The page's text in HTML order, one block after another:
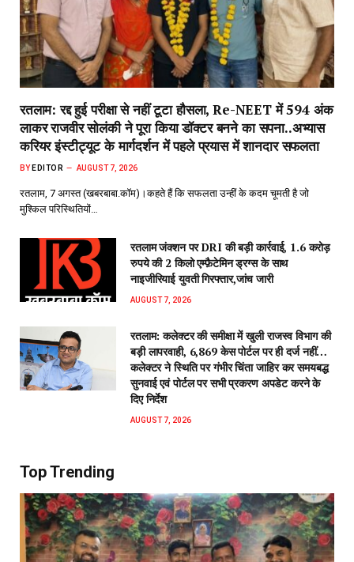
रतलाम: रद्द हुई परीक्षा से नहीं टूटा हौसला, Re-NEET में 594 अंक
लाकर राजवीर सोलंकी ने पूरा किया डॉक्टर बनने का सपना..अभ्यास
करियर इंस्टीट्यूट के मार्गदर्शन में पहले प्रयास में शानदार सफलता
BY EDITOR AUGUST 7, 2026
रतलाम, 7 अगस्त (खबरबाबा.कॉम)।कहते हैं कि सफलता उन्हीं के कदम चूमती है जो
मुश्किल परिस्थितियों…
रतलाम जंक्शन पर DRI की बड़ी कार्रवाई, 1.6 करोड़
रुपये की 2 किलो एम्फ़ैटेमिन ड्रग्स के साथ
नाइजीरियाई युवती गिरफ्तार,जांच जारी
AUGUST 7, 2026
रतलाम: कलेक्टर की समीक्षा में खुली राजस्व विभाग की
बड़ी लापरवाही, 6,869 केस पोर्टल पर ही दर्ज नहीं…
कलेक्टर ने स्थिति पर गंभीर चिंता जाहिर कर समयबद्ध
सुनवाई एवं पोर्टल पर सभी प्रकरण अपडेट करने के
दिए निर्देश
AUGUST 7, 2026
Top Trending